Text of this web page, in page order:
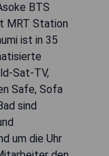
BTS
MRT Station
ist in 35
Sat-TV,
Safe, Sofa
sind
um die Uhr